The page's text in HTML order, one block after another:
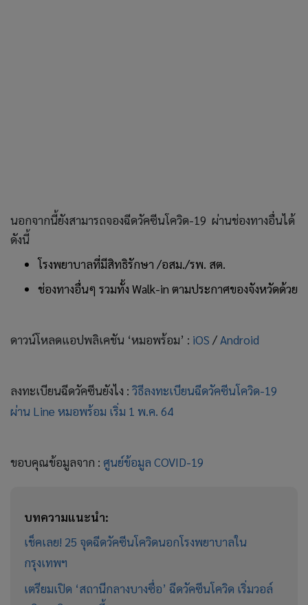
นอกจากนี้ยังสามารถจองฉีดวัคซีนโควิด-19 ผ่านช่องทางอื่นได้
ดังนี้
โรงพยาบาลที่มีสิทธิรักษา /อสม./รพ. สต.
ช่องทางอื่นๆ รวมทั้ง Walk-in ตามประกาศของจังหวัดด้วย
ดาวน์โหลดแอปพลิเคชัน ‘หมอพร้อม’ : iOS /Android
ลงทะเบียนฉีดวัคซีนยังไง : วิธีลงทะเบียนฉีดวัคซีนโควิด-19
ผ่าน Line หมอพร้อม เริ่ม 1 พ.ค. 64
ขอบคุณข้อมูลจาก : ศูนย์ข้อมูล COVID-19
บทความแนะนำ:
เช็คเลย! 25 จุดฉีดวัคซีนโควิดนอกโรงพยาบาลใน
กรุงเทพฯ
เตรียมเปิด ‘สถานีกลางบางซื่อ’ ฉีดวัคซีนโควิด เริ่มวอล์